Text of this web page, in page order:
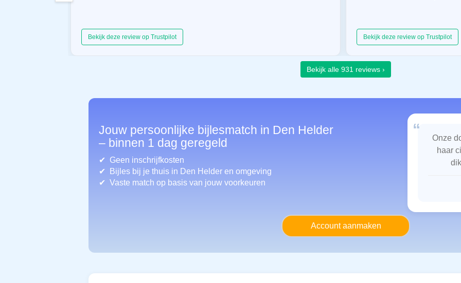
Bekijk deze review op Trustpilot Bekijk deze review op Trustpilot
Bekijk alle 931 reviews ›
Jouw persoonlijke bijlesmatch in Den Helder
– binnen 1 dag geregeld
Geen inschrijfkosten
Bijles bij je thuis in Den Helder en omgeving
Vaste match op basis van jouw voorkeuren
“
Onze
haar
Account aanmaken